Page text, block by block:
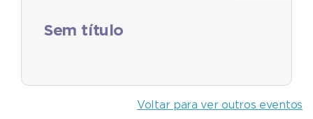
Sem título
Voltar para ver outros eventos